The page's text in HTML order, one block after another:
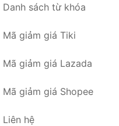
Danh sách từ khóa
Mã giảm giá Tiki
Mã giảm giá Lazada
Mã giảm giá Shopee
Liên hệ